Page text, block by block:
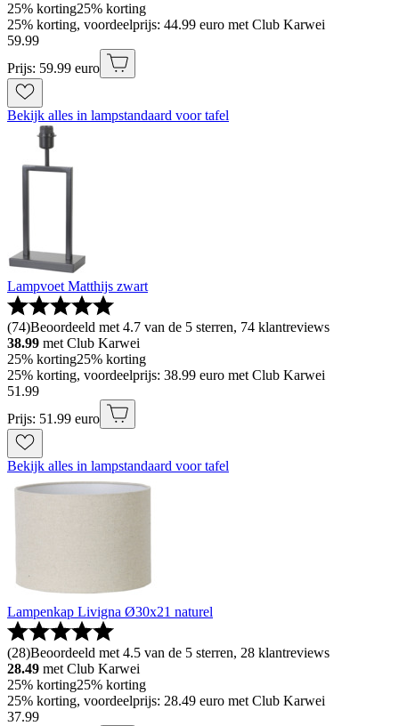
25% korting25% korting
25% korting, voordeelprijs: 44.99 euro met Club Karwei
59.99
Prijs: 59.99 euro
Bekijk alles in lampstandaard voor tafel
Lampvoet Matthijs zwart
(74)Beoordeeld met 4.7 van de 5 sterren, 74 klantreviews
38.99 met Club Karwei
25% korting25% korting
25% korting, voordeelprijs: 38.99 euro met Club Karwei
51 .99
Prijs: 51.99 euro
Bekijk alles in lampstandaard voor tafel
Lampenkap Livigna Ø30x21 naturel
(28)Beoordeeld met 4.5 van de 5 sterren, 28 klantreviews
28.49 met Club Karwei
25% korting25% korting
25% korting, voordeelprijs: 28.49 euro met Club Karwei
37.99